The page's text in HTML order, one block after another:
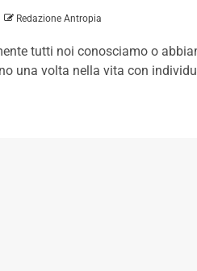
Redazione Antropia
tutti noi conosciamo o
una volta nella vita con